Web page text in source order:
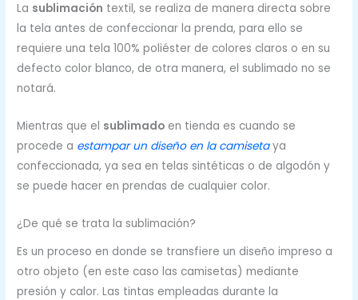
La sublimación textil, se realiza de manera directa sobre
la tela antes de confeccionar la prenda, para ello se
requiere una tela 100% poliéster de colores claros o en su
defecto color blanco, de otra manera, el sublimado no se
notará.
Mientras que el sublimado en tienda es cuando se
procede a estampar un diseño en la camisetaya
confeccionada, ya sea en telas sintéticas o de algodón y
se puede hacer en prendas de cualquier color.
¿De qué se trata la sublimación?
Es un proceso en donde se transfiere un diseño impreso a
otro objeto (en este caso las camisetas) mediante
presión y calor. Las tintas empleadas durante la